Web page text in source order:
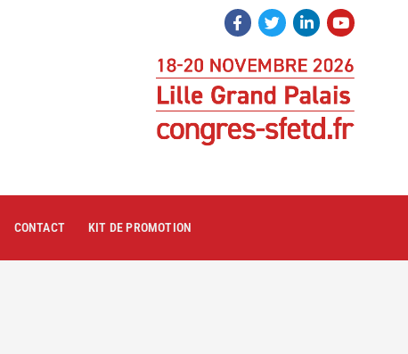
CONTACT KIT DE PROMOTION